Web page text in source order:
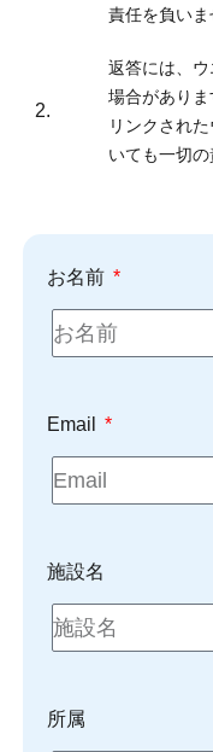
責任を負いま
2.
返答には、
場合がありま
リンクされ
いても一切の
お名前
Email
施設名
所属